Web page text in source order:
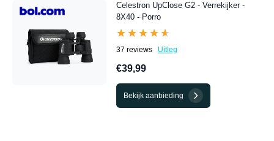
Celestron UpClose G2 - Verrekijker -
8X40 - Porro
★★★★★
★★★★★
37 reviews Uitleg
€39,99
Bekijk aanbieding